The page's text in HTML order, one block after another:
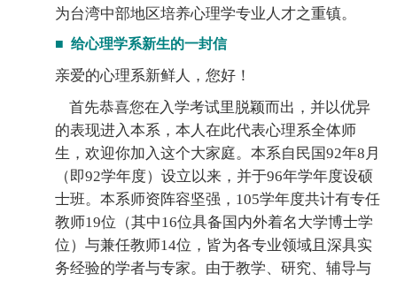
为台湾中部地区培养心理学专业人才之重镇。
■ 给心理学系新生的一封信
亲爱的心理系新鲜人，您好！
首先恭喜您在入学考试里脱颖而出，并以优异
的表现进入本系，本人在此代表心理系全体师
生，欢迎你加入这个大家庭。本系自民国92年8月
（即92学年度）设立以来，并于96年学年度设硕
士班。本系师资阵容坚强，105学年度共计有专任
教师19位（其中16位具备国内外着名大学博士学
位）与兼任教师14位，皆为各专业领域且深具实
务经验的学者与专家。由于教学、研究、辅导与